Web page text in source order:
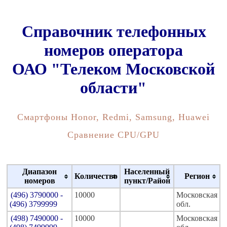
Справочник телефонных
номеров оператора
ОАО "Телеком Московской
области"
Смартфоны Honor, Redmi, Samsung, Huawei
Сравнение CPU/GPU
Диапазон
номеров
Количество
Населенный
пункт/Район
Регион
(496) 3790000 -
(496) 3799999
10000
Московская
обл.
(498) 7490000 -
10000
Московская